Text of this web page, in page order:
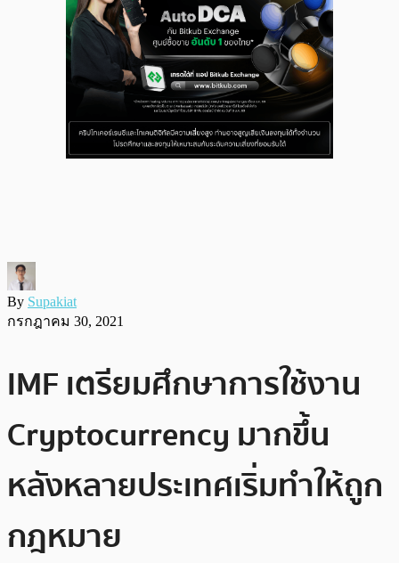
By Supakiat
กรกฎาคม 30, 2021
IMF เตรียมศึกษาการใช้งาน
Cryptocurrency มากขึ้น
หลังหลายประเทศเริ่มทำให้ถูก
กฎหมาย